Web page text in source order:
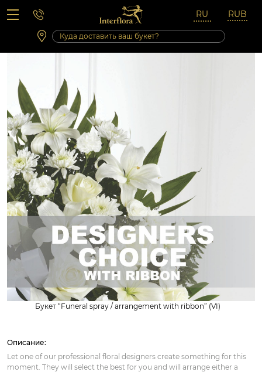
Вопросы-ответы
Сб 10:00 ‐ 14:00
Выходные и праздничные дни
Букет “Funeral spray / arrangement with ribbon” (VI)
Описание:
Let one of our professional floral designers create something for this
moment. They will select the best for you and will arrange either a